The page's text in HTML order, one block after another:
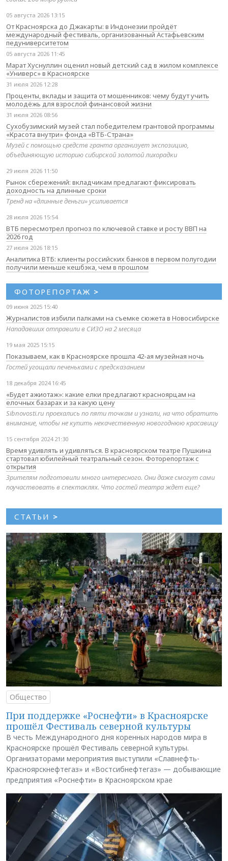
05 августа 2026 13:15
От Красноярска до Джакарты: в Индонезии пройдёт
международный фестиваль, организованный Астафьевским
педуниверситетом
05 августа 2026 11:45
Марат Хуснуллин оценил новый детский сад в жилом комплексе
«Универс» в Красноярске
31 июля 2026 12:28
Проценты, вклады и защита от мошенников: чему будут учить
молодёжь для взрослой финансовой жизни
31 июля 2026 08:56
Сухобузимский музей стал победителем грантовой программы
«Красота внутри» фонда «ВТБ-Страна»
Музей с помощью средств гранта организует экспозицию,
объединяющую историю сибирской золотой лихорадки
29 июля 2026 11:50
Рынок сбережений: вкладчикам предлагают фиксировать
доходность на длинные сроки
Тренд на «длинные деньги» усиливается
28 июля 2026 15:54
ВТБ пересмотрел прогноз по ключевой ставке и росту ВВП на
2026 год
27 июля 2026 18:15
Аналитика ВТБ: клиенты российских банков в первом полугодии
получили меньше кешбэка, чем в прошлом
ФОТОРЕПОРТАЖ >
09 июня 2025 15:40
Журналистов избили палками на съемке сюжета в Новосибирске
Нападавших отправили в СИЗО на 2 месяца
19 мая 2025 15:15
Показываем, как в Красноярске прошла 42-ая музейная ночь
Гостей угощали печеньками с предсказанием
18 декабря 2024 16:45
«Будет ажиотаж»: какие елки предлагают красноярцам на
елочных базарах и за какую цену
Sibnovosti.ru проехались по пяти точкам и узнали, на что обратить
внимание, чтобы не купить некачественную новогоднюю красавицу
15 сентября 2024 21:30
Время удивлять и удивляться. В красноярском театре Пушкина
стартовал юбилейный театральный сезон. Фоторепортаж с
открытия
Зрителям подготовили много интересного. Они даже смогут сами
поучаствовать в спектаклях. Что гостей театра ждет еще?
СТАТЬИ >
Общество
При поддержке «Роснефти» в Красноярске
прошёл Фестиваль северной культуры
В честь Международного дня коренных народов мира в
Красноярске прошёл Фестиваль северной культуры.
Организаторами мероприятия выступили «Славнефть-
Красноярскнефтегаз» и «Востсибнефтегаз» — добывающие
предприятия «Роснефти» в Красноярском крае